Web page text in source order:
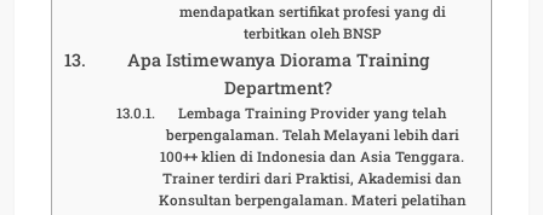
mendapatkan sertifikat profesi yang di
terbitkan oleh BNSP
Apa Istimewanya Diorama Training
Department?
Lembaga Training Provider yang telah
berpengalaman. Telah Melayani lebih dari
100++ klien di Indonesia dan Asia Tenggara.
Trainer terdiri dari Praktisi, Akademisi dan
Konsultan berpengalaman. Materi pelatihan